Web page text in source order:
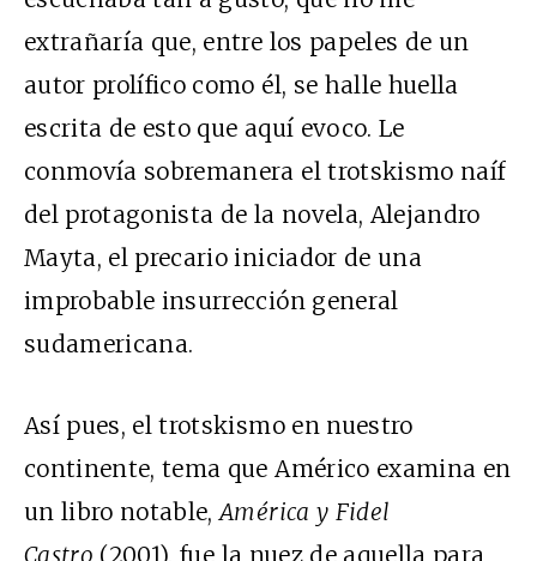
extrañaría que, entre los papeles de un
autor prolífico como él, se halle huella
escrita de esto que aquí evoco. Le
conmovía sobremanera el trotskismo naíf
del protagonista de la novela, Alejandro
Mayta, el precario iniciador de una
improbable insurrección general
sudamericana.
Así pues, el trotskismo en nuestro
continente, tema que Américo examina en
un libro notable,América y Fidel